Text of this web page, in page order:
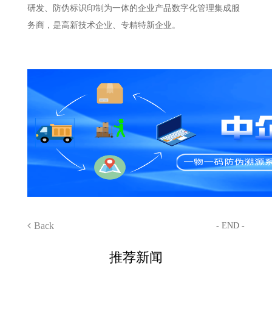
研发、防伪标识印制为一体的企业产品数字化管理集成服
务商，是高新技术企业、专精特新企业。
Back - END -
推荐新闻